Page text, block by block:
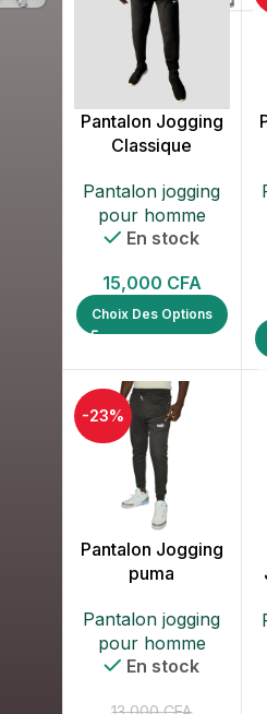
Pantalon Jeans
Break Rules
CFA
Jogging Grande
Taille Nike
15,000CFA
Pantalon Jogging
Classique
Pantalon jogging
pour homme
En stock
15,000 CFA
Choix Des Options
-23%
Pantalon Jogging
puma
Pantalon jogging
pour homme
En stock